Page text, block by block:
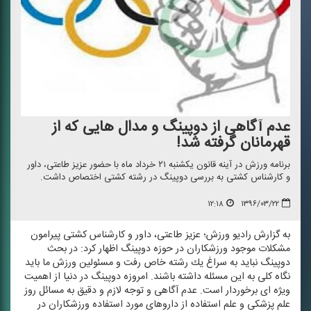
عدم آگاهی از دوپینگ و مدال هایی كه از
قهرمانان گرفته شد!
برنامه ورزش در آینه قانون یكشنبه ۲۱ خرداد ماه با حضور عزیز طاعتی، داور
و كارشناس كشتی به بررسی دوپینگ در رشته كشتی اختصاص داشت.
۱۳۹۶/۰۳/۲۲ ۱۲:۱۸
به گزارش رادیو ورزش؛ عزیز طاعتی، داور و كارشناس كشتی پیرامون
مشكلات موجود ورزشكاران در حوزه دوپینگ اظهار كرد: در بحث
دوپینگ نباید به سراغ یك رشته خاص رفت و مسئولین ورزش ما باید
نگاه كلی به این مسئله داشته باشند. امروزه دوپینگ در دنیا از اهمیت
ویژه ای برخوردار است. عدم آگاهی و توجه لازم و دقیق به مسائل روز
علم پزشكی و علم استفاده از داروهای مورد استفاده ورزشكاران در